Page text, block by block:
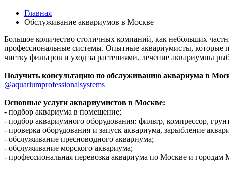
Главная
Обслуживание аквариумов в Москве
Большое количество столичных компаний, как небольших
профессиональные системы. Опытные аквариумисты, которые
чистку фильтров и уход за растениями, лечение аквариумны
Получить консультацию по обслуживанию аквариума в
@aquariumprofessionalsystems
Основные услуги аквариумистов в Москве:
- подбор аквариума в помещение;
- подбор аквариумного оборудования: фильтр, компрессор,
- проверка оборудования и запуск аквариума, зарыбление
- обслуживание пресноводного аквариума;
- обслуживание морского аквариума;
- профессиональная перевозка аквариума по Москве и городам